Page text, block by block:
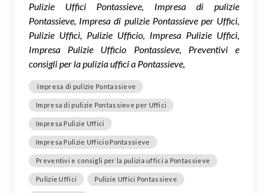
Pulizie Uffici Pontassieve, Impresa di pulizie
Pontassieve, Impresa di pulizie Pontassieve per Uffici,
Pulizie Uffici, Pulizie Ufficio, Impresa Pulizie Uffici,
Impresa Pulizie Ufficio Pontassieve, Preventivi e
consigli per la pulizia uffici a Pontassieve,
Impresa di pulizie Pontassieve
Impresa di pulizie Pontassieve per Uffici
Impresa Pulizie Uffici
Impresa Pulizie Ufficio Pontassieve
Preventivi e consigli per la pulizia uffici a Pontassieve
Pulizie Uffici Pulizie Uffici Pontassieve